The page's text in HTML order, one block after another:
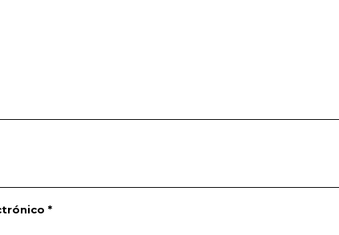
*